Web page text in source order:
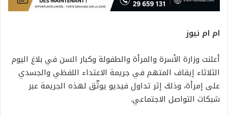
ام ام نيوز
أعلنت وزارة الأسرة والمرأة والطفولة وكبار السن في بلاغ اليوم
الثلاثاء إيقاف المتهم في جريمة الاعتداء اللفظي والجسدي
على إمرأة، وذلك إثر تداول فيديو يوثّق لهذه الجريمة عبر
شبكات التواصل الاجتماعي.